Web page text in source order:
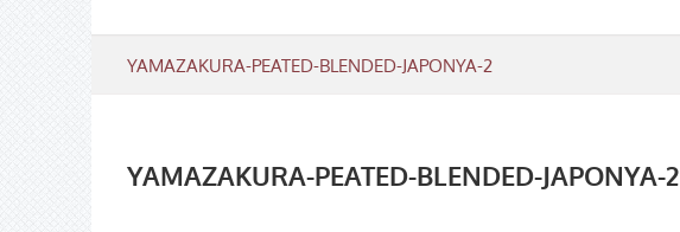
YAMAZAKURA-PEATED-BLENDED-JAPONYA-2
YAMAZAKURA-PEATED-BLENDED-JAPONYA-2